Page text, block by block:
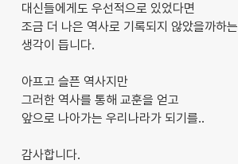
대신들에게도 우선적으로 있었다면
조금 더 나은 역사로 기록되지 않았을까하는
생각이 듭니다.
아프고 슬픈 역사지만
그러한 역사를 통해 교훈을 얻고
앞으로 나아가는 우리나라가 되기를..
감사합니다.